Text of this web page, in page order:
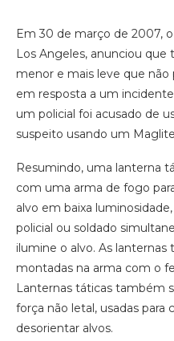
Em 30 de março de 2007,
Los Angeles, anunciou que
menor e mais leve que não
em resposta a um
um policial foi acusado de
suspeito usando um
Resumindo, uma lanterna
com uma arma de fogo
alvo em baixa
policial ou soldado
ilumine o alvo. As
montadas na arma com o
Lanternas táticas também
força não letal, usadas
desorientar alvos.